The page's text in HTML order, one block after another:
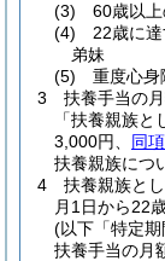
(3)
60歳以
(4)
22歳に
弟妹
(5)
重度心身
3
扶養手当の月
「扶養親族
3,000円、 同
扶養親族につ
4
扶養親族と
月1日から22
(以下「特定
扶養手当の月